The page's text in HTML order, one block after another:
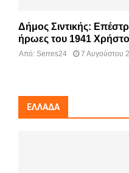
Δήμος Σιντικής:
ήρωες του 1941
Από: Serres24 7 Αυγούστου
ΕΛΛΆΔΑ